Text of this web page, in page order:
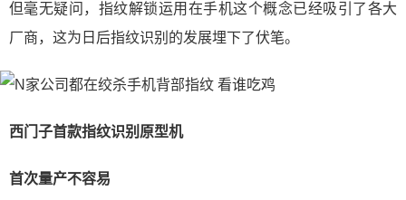
但毫无疑问，指纹解锁运用在手机这个概念已经吸引了各大
厂商，这为日后指纹识别的发展埋下了伏笔。
西门子首款指纹识别原型机
首次量产不容易